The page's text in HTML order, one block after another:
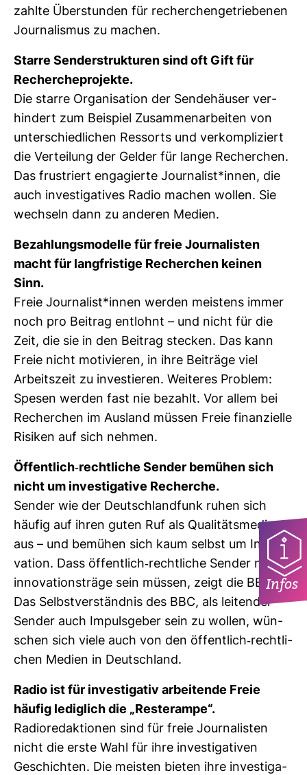
zahlte Über­stunden für recher­chen­ge­trie­benen
Jour­na­lismus zu machen.
Starre Sen­der­struk­turen sind oft Gift für
Recher­che­pro­jekte.
Die starre Orga­ni­sa­tion der Sen­de­häuser ver­
hin­dert zum Bei­spiel Zusam­men­ar­beiten von
unter­schied­li­chen Res­sorts und ver­kom­pli­ziert
die Ver­tei­lung der Gelder für lange Recher­chen.
Das frus­triert enga­gierte Jour­na­list*innen, die
auch inves­ti­ga­tives Radio machen wollen. Sie
wech­seln dann zu anderen Medien.
Bezah­lungs­mo­delle für freie Jour­na­listen
macht für lang­fris­tige Recher­chen keinen
Sinn.
Freie Jour­na­list*innen werden meis­tens immer
noch pro Bei­trag ent­lohnt – und nicht für die
Zeit, die sie in den Bei­trag ste­cken. Das kann
Freie nicht moti­vieren, in ihre Bei­träge viel
Arbeits­zeit zu inves­tieren. Wei­teres Pro­blem:
Spesen werden fast nie bezahlt. Vor allem bei
Recher­chen im Aus­land müssen Freie finan­zi­elle
Risiken auf sich nehmen.
Öffent­lich-​recht­liche Sender bemühen sich
nicht um inves­ti­ga­tive Recherche.
Sender wie der Deutsch­land­funk ruhen sich
häufig auf ihren guten Ruf als Qua­li­täts­me­dium
aus – und bemühen sich kaum selbst um Inno­
va­tion. Dass öffent­lich-​recht­liche Sender nicht
inno­va­ti­ons­träge sein müssen, zeigt die BBC.
Das Selbst­ver­ständnis des BBC, als lei­tender
Sender auch Impuls­geber sein zu wollen, wün­
schen sich viele auch von den öffent­lich-​recht­li­
chen Medien in Deutsch­land.
Radio ist für inves­ti­gativ arbei­tende Freie
häufig ledig­lich die „Reste­r­ampe“.
Radio­re­dak­tionen sind für freie Jour­na­listen
nicht die erste Wahl für ihre inves­ti­ga­tiven
Geschichten. Die meisten bieten ihre inves­ti­ga­
Infos